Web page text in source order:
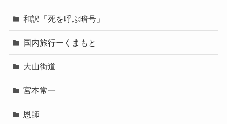
和訳「死を呼ぶ暗号」
国内旅行ーくまもと
大山街道
宮本常一
恩師